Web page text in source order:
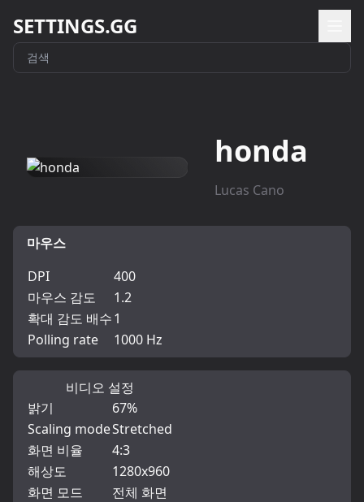
SETTINGS.GG
honda
Lucas Cano
마우스
DPI
400
마우스 감도
1.2
확대 감도 배수1
Polling rate
1000 Hz
비디오 설정
밝기
67%
Scaling modeStretched
화면 비율
4:3
해상도
1280x960
화면 모드
전체 화면